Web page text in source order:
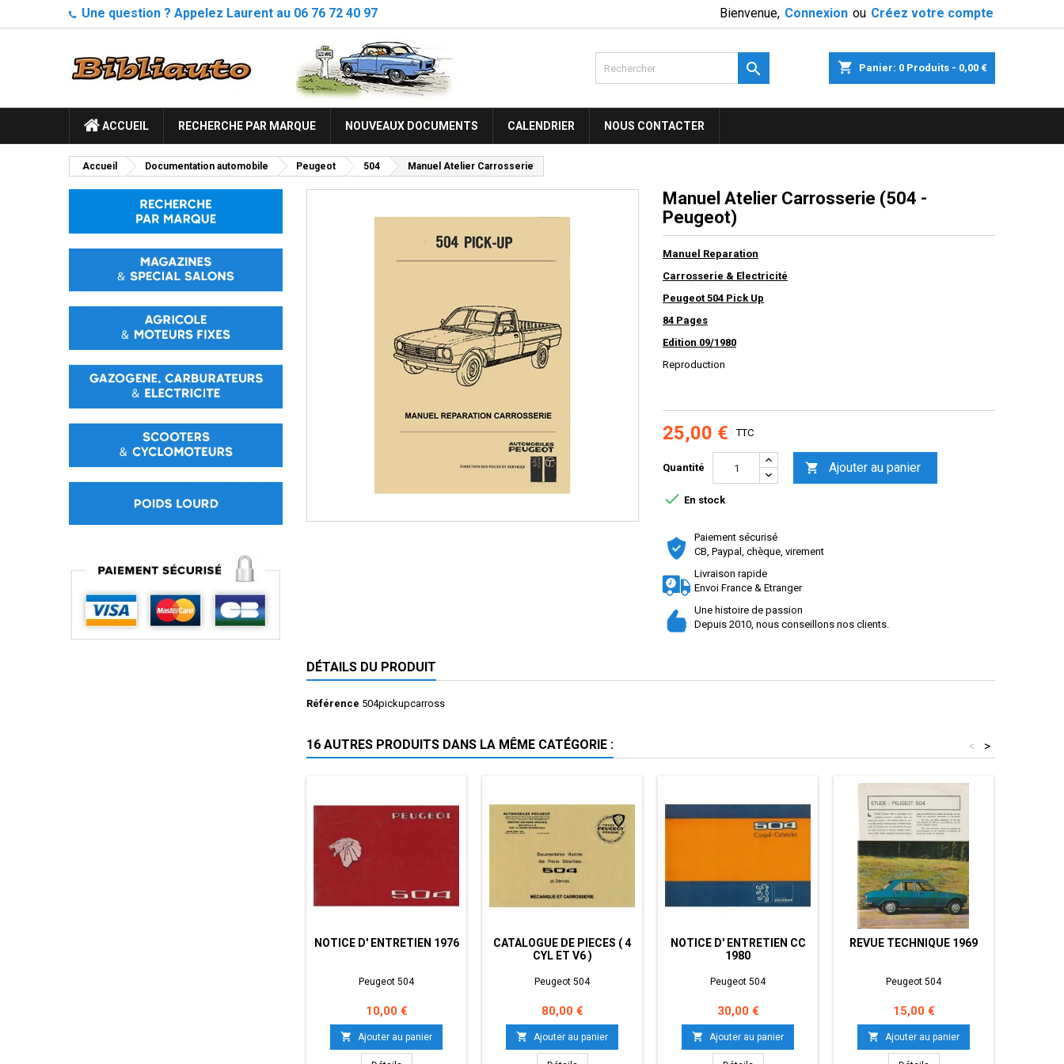
Une question ? Appelez Laurent au 06 76 72 40 97 Bienvenue, Connexion ou Créez votre compte
shopping_cart Panier: 0 Produits - 0,00 €

ACCUEIL RECHERCHE PAR MARQUE NOUVEAUX DOCUMENTS CALENDRIER NOUS CONTACTER
Accueil Documentation automobile Peugeot 504 Manuel Atelier Carrosserie
Manuel Atelier Carrosserie (504 -
Peugeot)
Manuel Reparation
Carrosserie & Electricité
Peugeot 504 Pick Up
84 Pages
Edition 09/1980
Reproduction
25,00 € TTC
Quantité  Ajouter au panier
 En stock
Paiement sécurisé
CB, Paypal, chèque, virement
Livraison rapide
Envoi France & Etranger
Une histoire de passion
Depuis 2010, nous conseillons nos clients.
DÉTAILS DU PRODUIT
Référence 504pickupcarross
16 AUTRES PRODUITS DANS LA MÊME CATÉGORIE : >
<
NOTICE D' ENTRETIEN 1976
Peugeot 504
Prix
10,00 €
 Ajouter au panier
CATALOGUE DE PIECES ( 4
CYL ET V6 )
Peugeot 504
Prix
80,00 €
 Ajouter au panier
NOTICE D' ENTRETIEN CC
1980
Peugeot 504
Prix
30,00 €
 Ajouter au panier
REVUE TECHNIQUE 1969
Peugeot 504
Prix
15,00 €
 Ajouter au panier